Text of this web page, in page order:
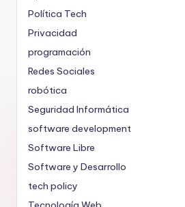
Política Tech
Privacidad
programación
Redes Sociales
robótica
Seguridad Informática
software development
Software Libre
Software y Desarrollo
tech policy